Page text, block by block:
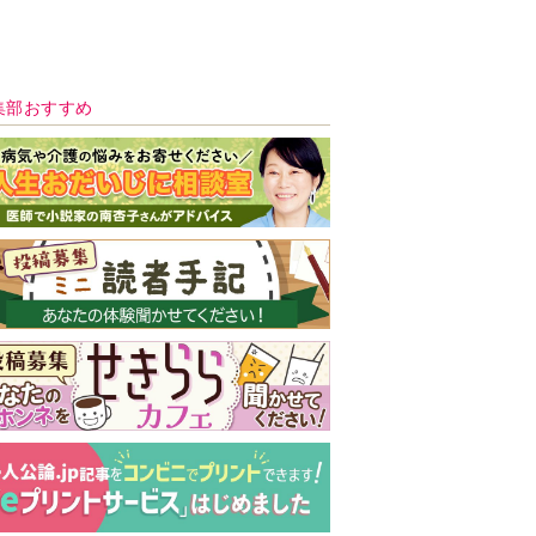
号 好評発売中！
実家の処分から終
の棲家までどうす
る？60代からの家
モンダイ
最新号